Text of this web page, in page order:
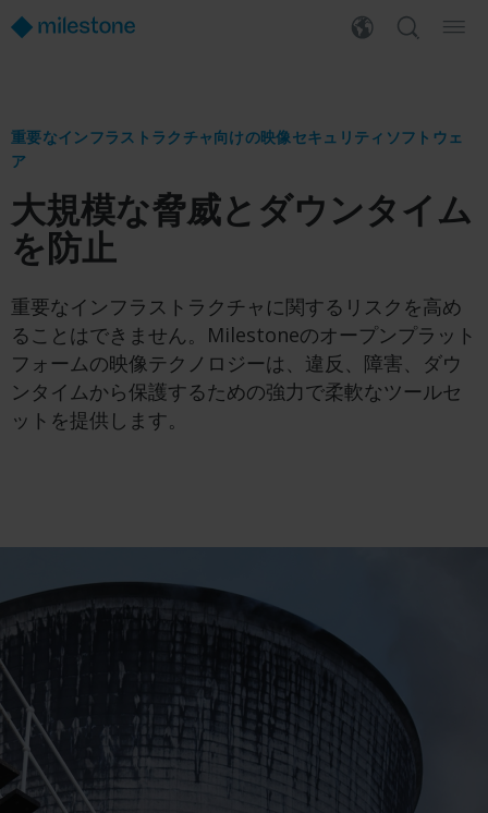
重要なインフラストラクチャ向けの映像セキュリティソフトウェ
ア
大規模な脅威とダウンタイム
を防止
重要なインフラストラクチャに関するリスクを高め
ることはできません。Milestoneのオープンプラット
フォームの映像テクノロジーは、違反、障害、ダウ
ンタイムから保護するための強力で柔軟なツールセ
ットを提供します。